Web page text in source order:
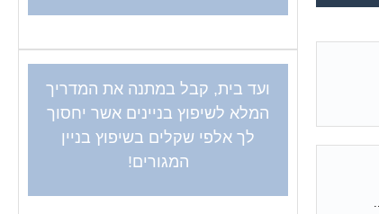
ועד בית, קבל במתנה את המדריך
המלא לשיפוץ בניינים אשר יחסוך
לך אלפי שקלים בשיפוץ בניין
המגורים!